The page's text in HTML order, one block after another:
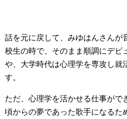
話を元に戻して、みゆはんさんが
校生の時で、そのまま順調にデビ
や、大学時代は心理学を専攻し就
す。
ただ、心理学を活かせる仕事がで
頃からの夢であった歌手になるた